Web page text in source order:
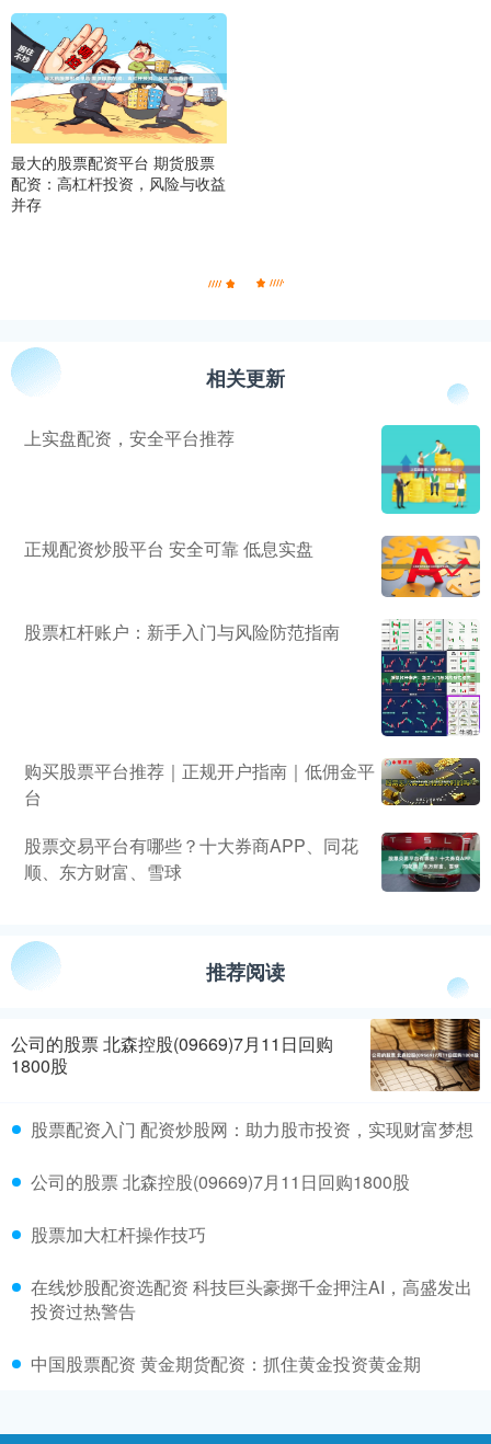
最大的股票配资平台 期货股票
配资：高杠杆投资，风险与收益
并存
相关更新
上实盘配资，安全平台推荐
正规配资炒股平台 安全可靠 低息实盘
股票杠杆账户：新手入门与风险防范指南
购买股票平台推荐｜正规开户指南｜低佣金平
台
股票交易平台有哪些？十大券商APP、同花
顺、东方财富、雪球
推荐阅读
公司的股票 北森控股(09669)7月11日回购
1800股
股票配资入门 配资炒股网：助力股市投资，实现财富梦想
公司的股票 北森控股(09669)7月11日回购1800股
股票加大杠杆操作技巧
在线炒股配资选配资 科技巨头豪掷千金押注AI，高盛发出
投资过热警告
中国股票配资 黄金期货配资：抓住黄金投资黄金期